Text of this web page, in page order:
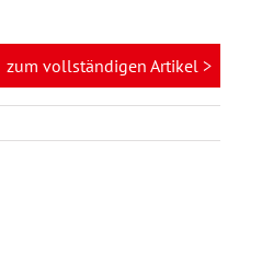
zum vollständigen Artikel >